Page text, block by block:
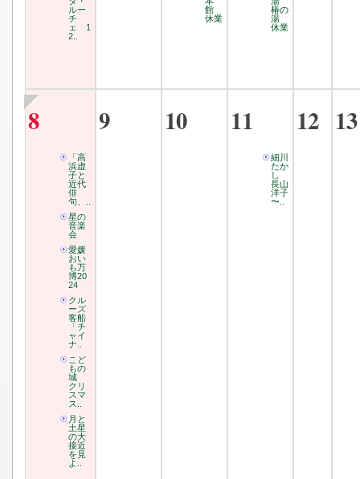
ルー
チ
ェ 1
2..
館
休業
椿の
湯
休業
8
「高
浜虚
子と
近代
俳
句、..
星の
音楽
会
愛媛
おい
も万
博20
24
クル
ーズ
客船
「チ
ャイ
ナ..
こど
もの
城
クリ
スマ
ス..
月と
土星
の大
接近
を見
よ..
9 10 11
細川
たか
し
長山
洋子
〜..
12 13